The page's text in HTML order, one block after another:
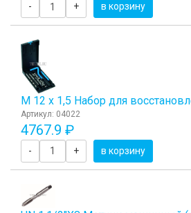
- + в корзину
М 12 х 1,5 Набор для
Артикул: 04022
4767.9 ₽
- + в корзину